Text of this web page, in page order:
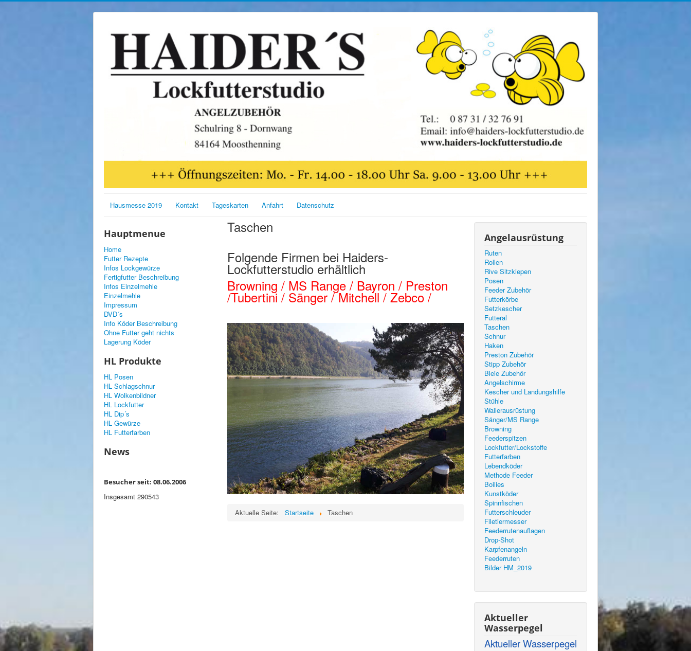
Hausmesse 2019 Kontakt Tageskarten Anfahrt Datenschutz
Hauptmenue
Home
Futter Rezepte
Infos Lockgewürze
Fertigfutter Beschreibung
Infos Einzelmehle
Einzelmehle
Impressum
DVD´s
Info Köder Beschreibung
Ohne Futter geht nichts
Lagerung Köder
HL Produkte
HL Posen
HL Schlagschnur
HL Wolkenbildner
HL Lockfutter
HL Dip´s
HL Gewürze
HL Futterfarben
News
Besucher seit: 08.06.2006
Insgesamt 290543
Taschen
Folgende Firmen bei Haiders-
Lockfutterstudio erhältlich
Browning / MS Range / Bayron / Preston
/Tubertini / Sänger / Mitchell / Zebco /
Aktuelle Seite: Startseite Taschen
Angelausrüstung
Ruten
Rollen
Rive Sitzkiepen
Posen
Feeder Zubehör
Futterkörbe
Setzkescher
Futteral
Taschen
Schnur
Haken
Preston Zubehör
Stipp Zubehör
Bleie Zubehör
Angelschirme
Kescher und Landungshilfe
Stühle
Wallerausrüstung
Sänger/MS Range
Browning
Feederspitzen
Lockfutter/Lockstoffe
Futterfarben
Lebendköder
Methode Feeder
Boilies
Kunstköder
Spinnfischen
Futterschleuder
Filetiermesser
Feederrutenauflagen
Drop-Shot
Karpfenangeln
Feederruten
Bilder HM_2019
Aktueller
Wasserpegel
Aktueller Wasserpegel